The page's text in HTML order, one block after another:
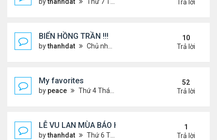
Trả lời
BIỂN HỒNG TRẦN !!!
bythanhdat Chủ nhật Tháng 10 27, 2024 2:17 pm
10
Trả lời
My favorites
by peace Thứ 4 Tháng 9 04, 2024 12:11 pm
52
Trả lời
LỄ VU LAN MÙA BÁO HIẾU !!!
bythanhdat Thứ 6 Tháng 9 05, 2025 1:52 pm
1
Trả lời